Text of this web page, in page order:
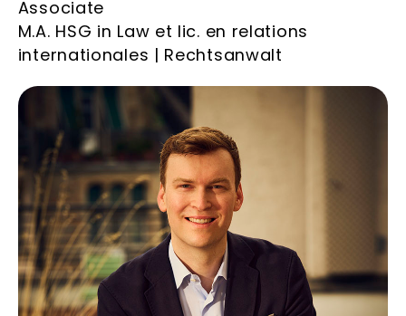
Associate
M.A. HSG in Law et lic. en relations
internationales | Rechtsanwalt